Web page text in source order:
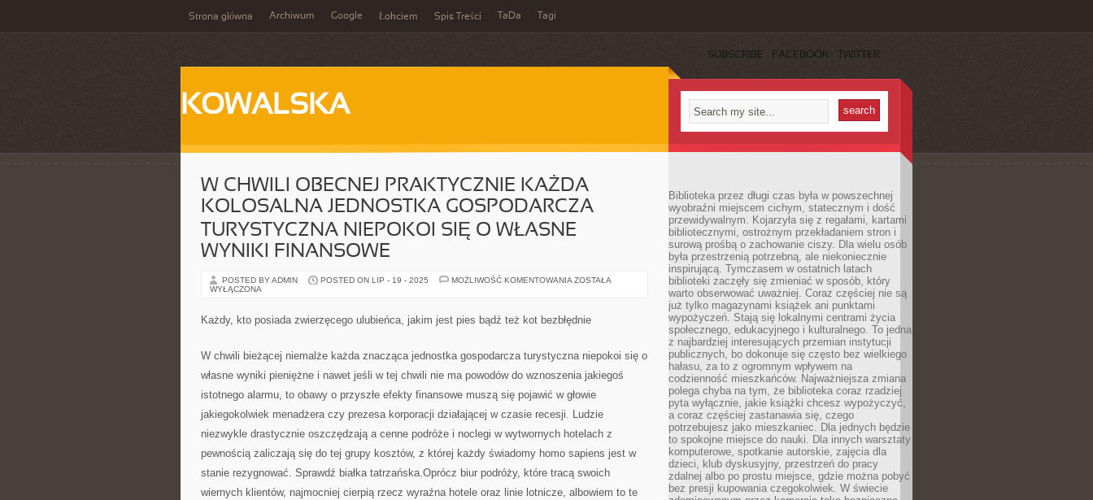
Strona główna Archiwum Google Łokciem Spis Treści TaDa Tagi
SUBSCRIBE FACEBOOK TWITTER
KOWALSKA
W CHWILI OBECNEJ PRAKTYCZNIE KAŻDA
KOLOSALNA JEDNOSTKA GOSPODARCZA
TURYSTYCZNA NIEPOKOI SIĘ O WŁASNE
WYNIKI FINANSOWE
POSTED BY ADMIN POSTED ON LIP - 19 - 2025 MOŻLIWOŚĆ KOMENTOWANIA W
KAŻDA
KOLOSALNA
TURYSTYCZNA
NIEPOKOI
O
WYNIKI
ZOSTAŁA
WYŁĄCZONA
Każdy, kto posiada zwierzęcego ulubieńca, jakim jest pies bądź też kot bezbłędnie
W chwili bieżącej niemalże każda znacząca jednostka gospodarcza turystyczna niepokoi się o
własne wyniki pieniężne i nawet jeśli w tej chwili nie ma powodów do wznoszenia jakiegoś
istotnego alarmu, to obawy o przyszłe efekty finansowe muszą się pojawić w głowie
jakiegokolwiek menadżera czy prezesa korporacji działającej w czasie recesji. Ludzie
niezwykle drastycznie oszczędzają a cenne podróże i noclegi w wytwornych hotelach z
pewnością zaliczają się do tej grupy kosztów, z której każdy świadomy homo sapiens jest w
stanie rezygnować. Sprawdź białka tatrzańska.Oprócz biur podróży, które tracą swoich
wiernych klientów, najmocniej cierpią rzecz wyraźna hotele oraz linie lotnicze, albowiem to te
Biblioteka przez długi czas była w powszechnej
wyobraźni miejscem cichym, statecznym i dość
przewidywalnym. Kojarzyła się z regałami, kartami
bibliotecznymi, ostrożnym przekładaniem stron i
surową prośbą o zachowanie ciszy. Dla wielu osób
była przestrzenią potrzebną, ale niekoniecznie
inspirującą. Tymczasem w ostatnich latach
biblioteki zaczęły się zmieniać w sposób, który
warto obserwować uważniej. Coraz częściej nie są
już tylko magazynami książek ani punktami
wypożyczeń. Stają się lokalnymi centrami życia
społecznego, edukacyjnego i kulturalnego. To jedna
z najbardziej interesujących przemian instytucji
publicznych, bo dokonuje się często bez wielkiego
hałasu, za to z ogromnym wpływem na
codzienność mieszkańców. Najważniejsza zmiana
polega chyba na tym, że biblioteka coraz rzadziej
pyta wyłącznie, jakie książki chcesz wypożyczyć,
a coraz częściej zastanawia się, czego
potrzebujesz jako mieszkaniec. Dla jednych będzie
to spokojne miejsce do nauki. Dla innych warsztaty
komputerowe, spotkanie autorskie, zajęcia dla
dzieci, klub dyskusyjny, przestrzeń do pracy
zdalnej albo po prostu miejsce, gdzie można pobyć
bez presji kupowania czegokolwiek. W świecie